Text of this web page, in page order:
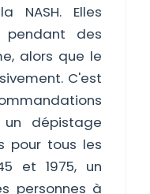
NASH. Elles
pendant des
alors que le
C'est
un dépistage
pour tous les
et 1975, un
personnes à